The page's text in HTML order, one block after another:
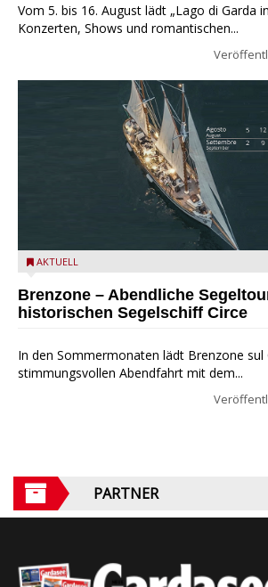
Vom 5. bis 16. August lädt „Lago di Garda
Konzerten, Shows und romantischen...
Mit dem historischen Segelschiff Circe auf
AKTUELL
Brenzone – Abendliche
historischen Segelschiff Circe
In den Sommermonaten lädt Brenzone sul
stimmungsvollen Abendfahrt mit dem...
PARTNER